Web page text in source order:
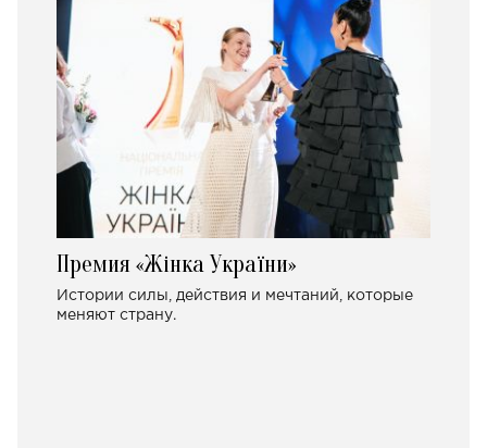
Премия «Жінка України»
Истории силы, действия и мечтаний, которые
меняют страну.